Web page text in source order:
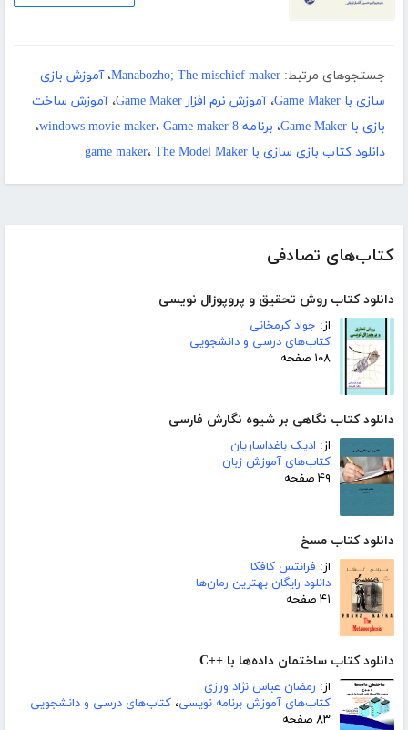
کتاب‌های تصادفی
دانلود کتاب روش تحقیق و پروپوزال نویسی
از: جواد کرمخانی
کتاب‌های درسی و دانشجویی
۱۰۸ صفحه
دانلود کتاب نگاهی بر شیوه نگارش فارسی
از: ادیک باغداساریان
کتاب‌های آموزش زبان
۴۹ صفحه
دانلود کتاب مسخ
از: فرانتس کافکا
دانلود رایگان بهترین رمان‌ها
۴۱ صفحه
دانلود کتاب ساختمان داده‌ها با ++C
از: رمضان عباس نژاد ورزی
کتاب‌های آموزش برنامه نویسی، کتاب‌های درسی و دانشجویی
۸۳ صفحه
جستجوهای مرتبط: Manabozho; The mischief maker،آموزش بازی
سازی با Game Maker
،آموزش نرم افزار Game Maker ،آموزش ساخت
بازی با Game Maker
، برنامه windows movie maker ، Game maker 8
،
دانلود کتاب بازی سازی با game maker
، The Model Maker